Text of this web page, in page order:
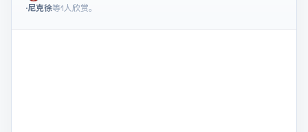
·尼克徐等1人欣赏。